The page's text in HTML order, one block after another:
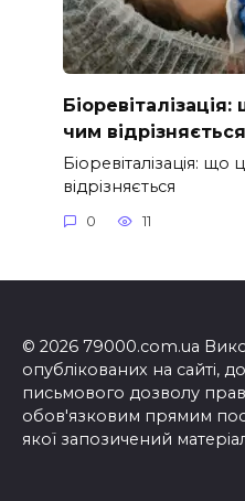
чим
Біоревіталізація: що
відрізняється
0 11
© 2026 79000.com.ua
опублікованих на сайті,
письмового дозволу
обов'язковим прямим
якої запозичений